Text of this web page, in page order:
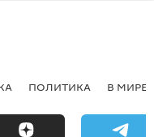
ПОЛИТИКА В МИРЕ